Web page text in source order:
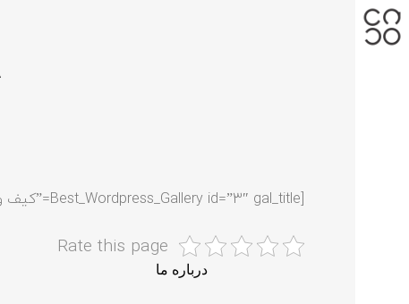
[Best_Wordpress_Gallery id=”3″ gal_title=”کیف و ساک های تبلیغاتی”]
Rate this page
درباره ما